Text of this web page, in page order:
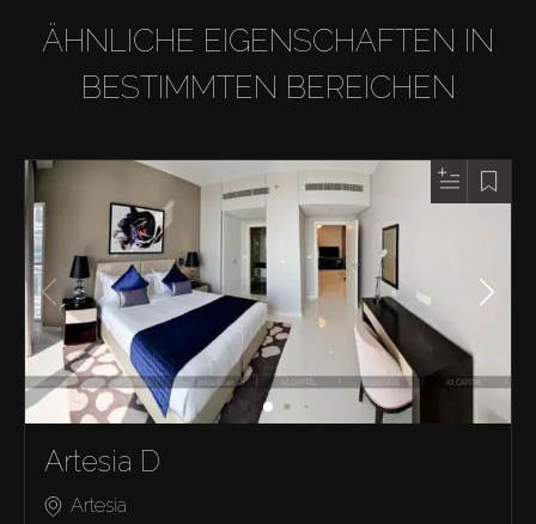
ÄHNLICHE EIGENSCHAFTEN IN
BESTIMMTEN BEREICHEN
Artesia D
Artesia